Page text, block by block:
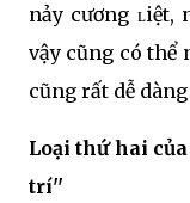
nảy cương ʟiệt,
vậy cũng có thể
cũng rất dễ dàng
Loại thứ hai
trí''